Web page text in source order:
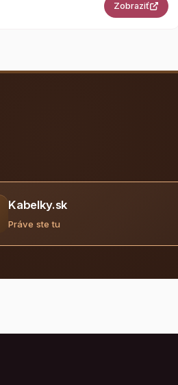
Zobraziť
Kabelky.sk
Práve ste tu